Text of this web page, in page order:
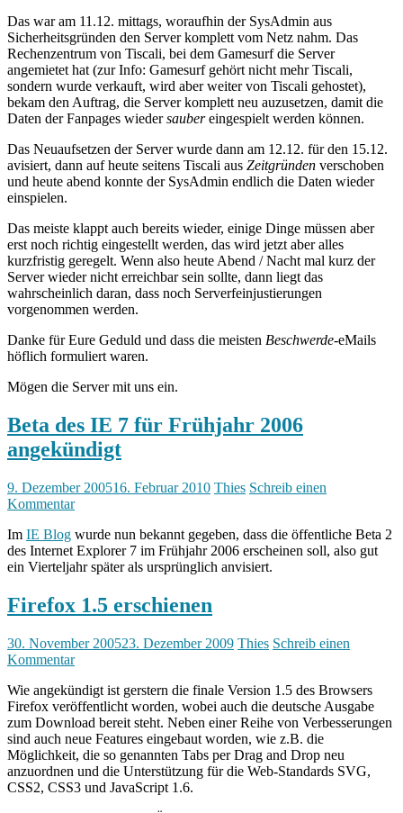
Das war am 11.12. mittags, woraufhin der SysAdmin aus
Sicherheitsgründen den Server komplett vom Netz nahm. Das
Rechenzentrum von Tiscali, bei dem Gamesurf die Server
angemietet hat (zur Info: Gamesurf gehört nicht mehr Tiscali,
sondern wurde verkauft, wird aber weiter von Tiscali gehostet),
bekam den Auftrag, die Server komplett neu auzusetzen, damit die
Daten der Fanpages wiedersaubereingespielt werden können.
Das Neuaufsetzen der Server wurde dann am 12.12. für den 15.12.
avisiert, dann auf heute seitens Tiscali aus Zeitgründen verschoben
und heute abend konnte der SysAdmin endlich die Daten wieder
einspielen.
Das meiste klappt auch bereits wieder, einige Dinge müssen aber
erst noch richtig eingestellt werden, das wird jetzt aber alles
kurzfristig geregelt. Wenn also heute Abend / Nacht mal kurz der
Server wieder nicht erreichbar sein sollte, dann liegt das
wahrscheinlich daran, dass noch Serverfeinjustierungen
vorgenommen werden.
Danke für Eure Geduld und dass die meisten Beschwerde-eMails
höflich formuliert waren.
Mögen die Server mit uns ein.
Beta des IE 7 für Frühjahr 2006
angekündigt
9. Dezember 200516. Februar 2010 Thies Schreib einen
Kommentar
Im IE Blog wurde nun bekannt gegeben, dass die öffentliche Beta 2
des Internet Explorer 7 im Frühjahr 2006 erscheinen soll, also gut
ein Vierteljahr später als ursprünglich anvisiert.
Firefox 1.5 erschienen
30. November 200523. Dezember 2009 Thies Schreib einen
Kommentar
Wie angekündigt ist gerstern die finale Version 1.5 des Browsers
Firefox veröffentlicht worden, wobei auch die deutsche Ausgabe
zum Download bereit steht. Neben einer Reihe von Verbesserungen
sind auch neue Features eingebaut worden, wie z.B. die
Möglichkeit, die so genannten Tabs per Drag and Drop neu
anzuordnen und die Unterstützung für die Web-Standards SVG,
CSS2, CSS3 und JavaScript 1.6.